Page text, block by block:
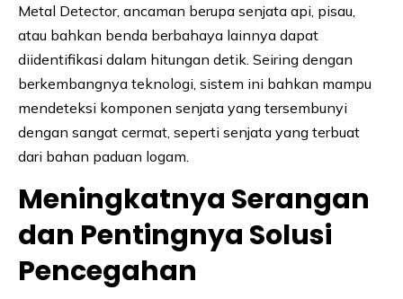
Metal Detector, ancaman berupa senjata api, pisau,
atau bahkan benda berbahaya lainnya dapat
diidentifikasi dalam hitungan detik. Seiring dengan
berkembangnya teknologi, sistem ini bahkan mampu
mendeteksi komponen senjata yang tersembunyi
dengan sangat cermat, seperti senjata yang terbuat
dari bahan paduan logam.
Meningkatnya Serangan
dan Pentingnya Solusi
Pencegahan